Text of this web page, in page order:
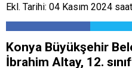
Ekl. Tarihi: 04 Kasım 2024
Konya Büyükşehir
İbrahim Altay, 12.